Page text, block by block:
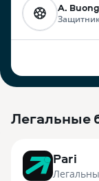
A.
Легальные
Pari